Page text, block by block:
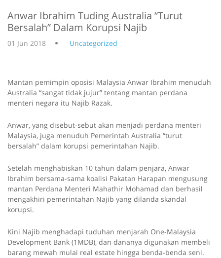
Anwar Ibrahim Tuding Australia “Turut
Bersalah” Dalam Korupsi Najib
01 Jun 2018 Uncategorized
Mantan pemimpin oposisi Malaysia Anwar Ibrahim menuduh
Australia “sangat tidak jujur” tentang mantan perdana
menteri negara itu Najib Razak.
Anwar, yang disebut-sebut akan menjadi perdana menteri
Malaysia, juga menuduh Pemerintah Australia “turut
bersalah” dalam korupsi pemerintahan Najib.
Setelah menghabiskan 10 tahun dalam penjara, Anwar
Ibrahim bersama-sama koalisi Pakatan Harapan mengusung
mantan Perdana Menteri Mahathir Mohamad dan berhasil
mengakhiri pemerintahan Najib yang dilanda skandal
korupsi.
Kini Najib menghadapi tuduhan menjarah One-Malaysia
Development Bank (1MDB), dan dananya digunakan membeli
barang mewah mulai real estate hingga benda-benda seni.